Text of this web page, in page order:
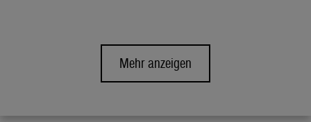
Mehr anzeigen